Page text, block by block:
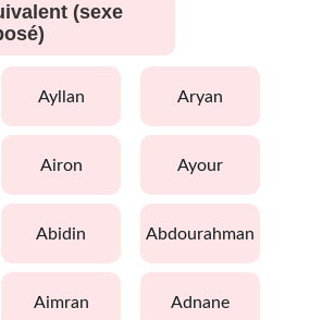
(sexe
ayllan aryan
airon ayour
abidin abdourahman
aimran adnane